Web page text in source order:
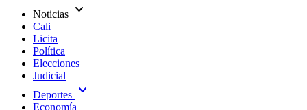
Noticias expand_more
Cali
Licita
Política
Elecciones
Judicial
Deportes expand_more
Economía